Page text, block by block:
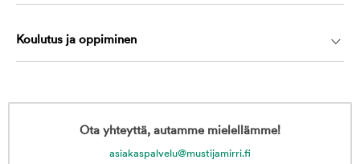
Koulutus ja oppiminen
Ota yhteyttä, autamme mielellämme!
asiakaspalvelu@mustijamirri.fi